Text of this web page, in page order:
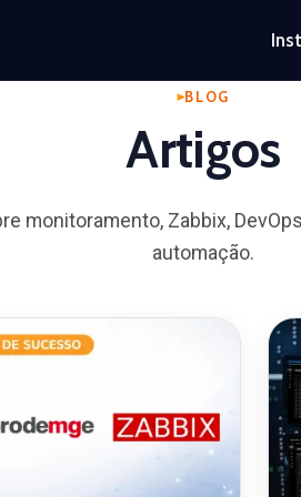
BLOG
Artigos
monitoramento, Zabbix,
automação.